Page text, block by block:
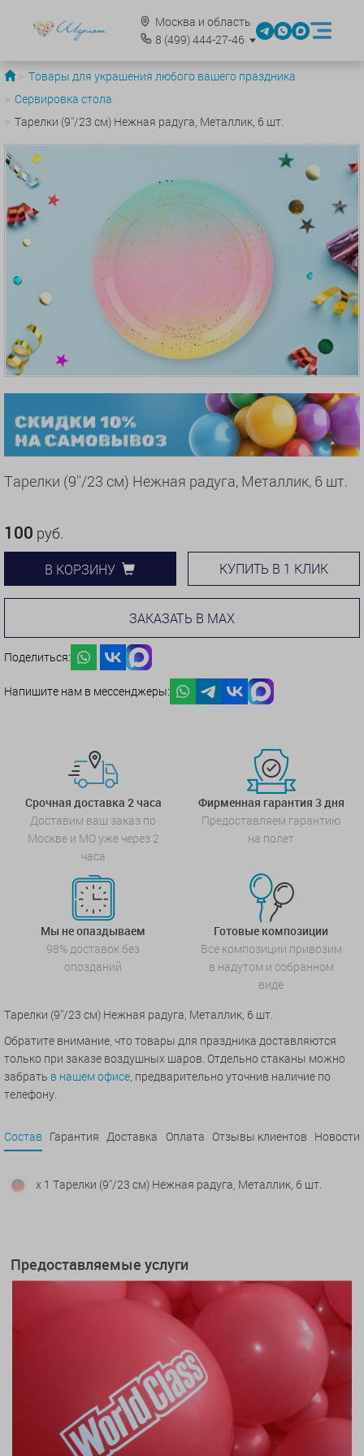
Москва и область
8 (499)444-27-46
Товары для украшения любого вашего праздника
Сервировка стола
Тарелки (9''/23 см) Нежная радуга, Металлик, 6 шт.
Тарелки (9''/23 см) Нежная радуга, Металлик, 6 шт.
100 руб.
В КОРЗИНУ КУПИТЬ В 1 КЛИК
ЗАКАЗАТЬ В MAX
Поделиться:
Напишите нам в мессенджеры:
Срочная доставка 2 часа
Доставим ваш заказ по
Москве и МО уже через 2
часа
Фирменная гарантия 3 дня
Предоставляем гарантию
на полет
Мы не опаздываем
98% доставок без
опозданий
Готовые композиции
Все композиции привозим
в надутом и собранном
виде
Тарелки (9''/23 см) Нежная радуга, Металлик, 6 шт.
Обратите внимание, что товары для праздника доставляются
только при заказе воздушных шаров. Отдельно стаканы можно
забрать в нашем офисе, предварительно уточнив наличие по
телефону.
Состав Гарантия Доставка Оплата Отзывы клиентов Новости
x 1 Тарелки (9''/23 см) Нежная радуга, Металлик, 6 шт.
Предоставляемые услуги